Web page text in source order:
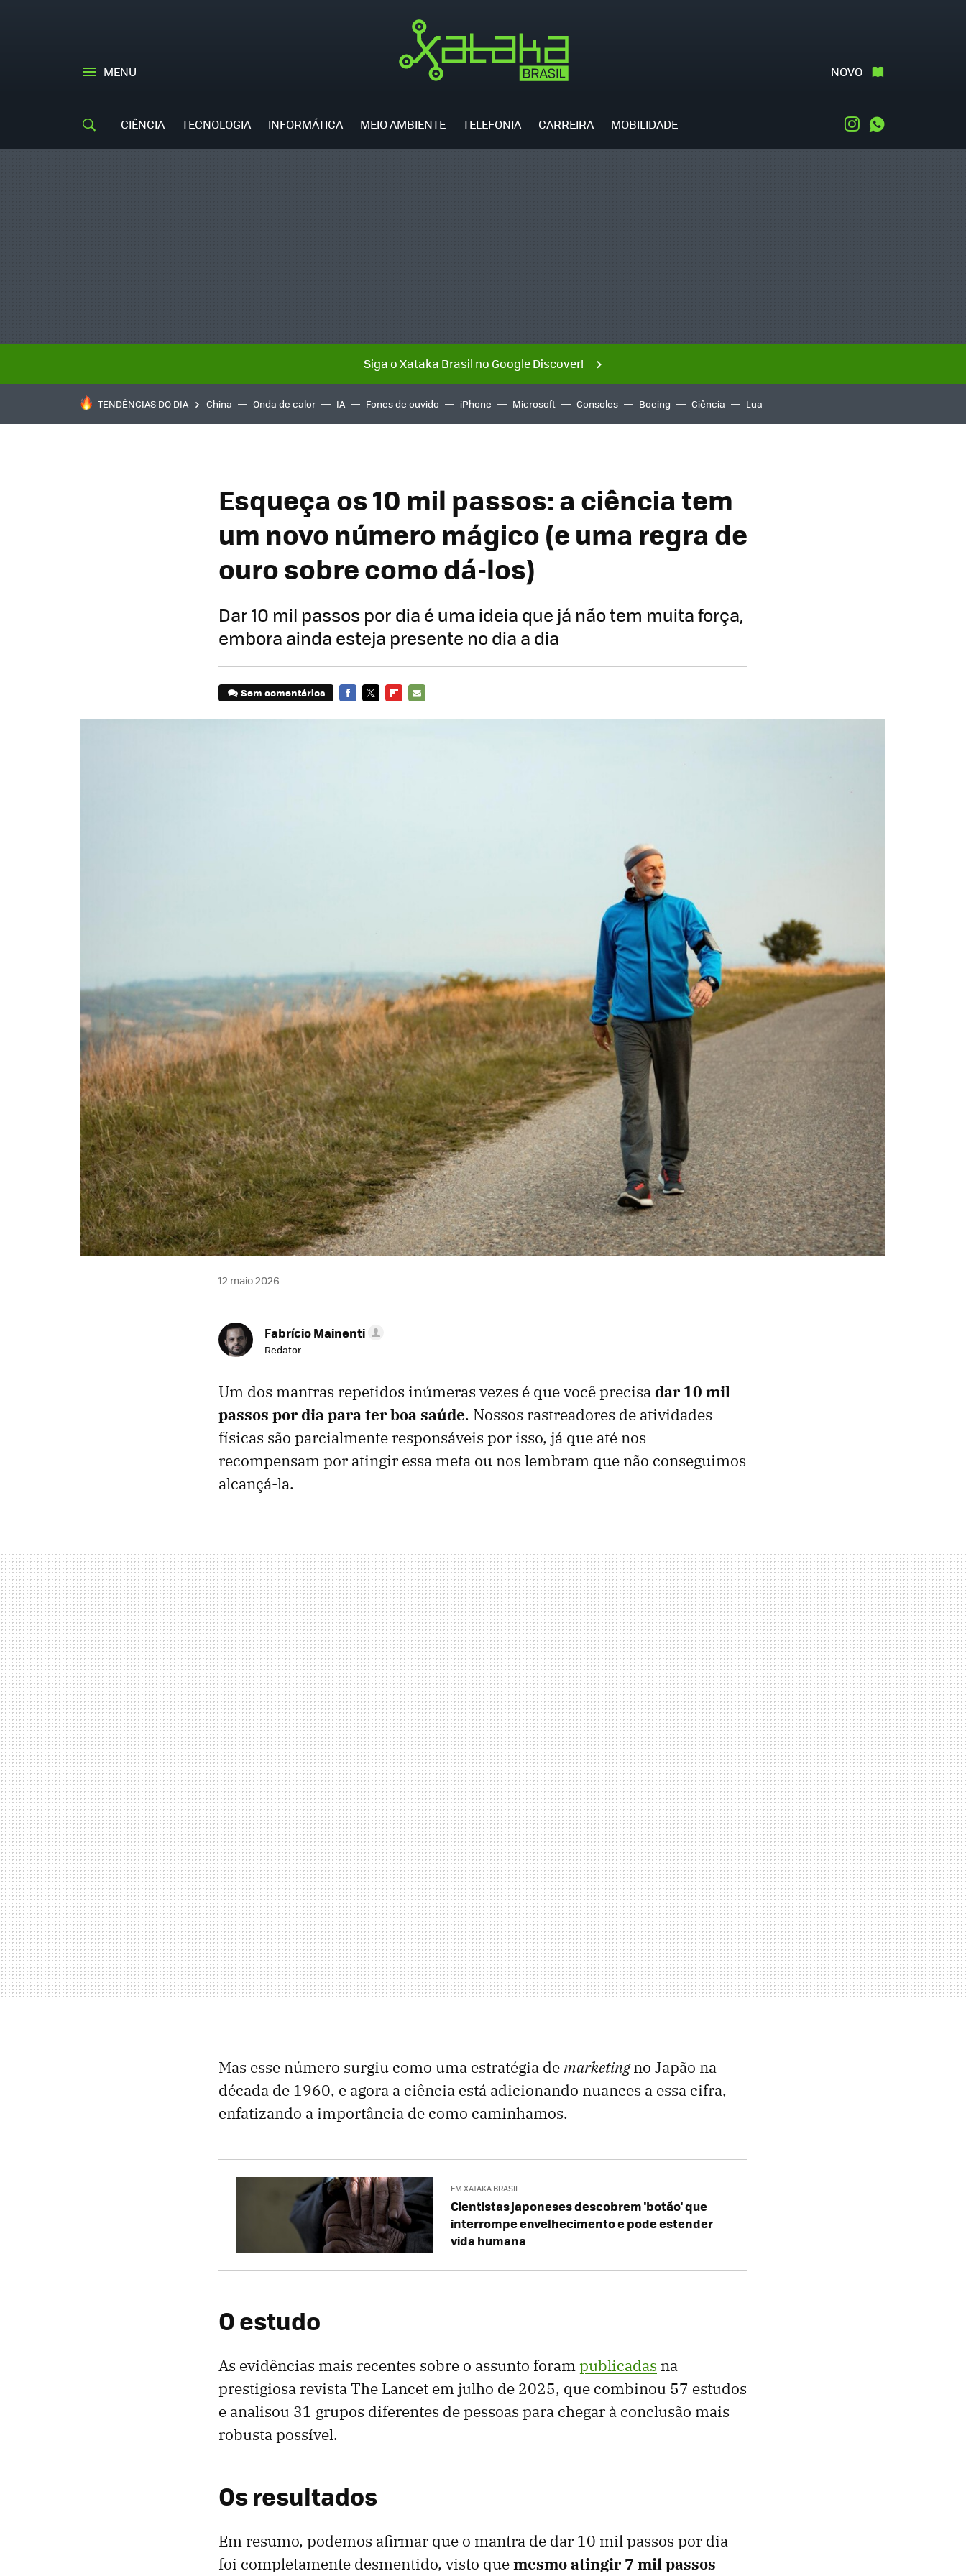
MENU NOVO
CIÊNCIA TECNOLOGIA INFORMÁTICA MEIO AMBIENTE TELEFONIA CARREIRA MOBILIDADE Instagram
Siga o Xataka Brasil no Google Discover!
TENDÊNCIAS DO DIA China Onda de calor IA Fones de ouvido iPhone Microsoft Consoles Boeing Ciência Lua
Esqueça os 10 mil passos: a ciência tem
um novo número mágico (e uma regra de
ouro sobre como dá-los)
Dar 10 mil passos por dia é uma ideia que já não tem muita força,
embora ainda esteja presente no dia a dia
Sem comentários
12 maio 2026
Fabrício Mainenti
Redator
Um dos mantras repetidos inúmeras vezes é que você precisadar 10 mil
passos por dia para ter boa saúde. Nossos rastreadores de atividades
físicas são parcialmente responsáveis ​​por isso, já que até nos
recompensam por atingir essa meta ou nos lembram que não conseguimos
alcançá-la.
Mas esse número surgiu como uma estratégia de marketingno Japão na
década de 1960, e agora a ciência está adicionando nuances a essa cifra,
enfatizando a importância de como caminhamos.
EM XATAKA BRASIL
Cientistas japoneses descobrem 'botão' que
interrompe envelhecimento e pode estender
vida humana
O estudo
As evidências mais recentes sobre o assunto forampublicadas na
prestigiosa revista The Lancet em julho de 2025, que combinou 57 estudos
e analisou 31 grupos diferentes de pessoas para chegar à conclusão mais
robusta possível.
Os resultados
Em resumo, podemos afirmar que o mantra de dar 10 mil passos por dia
foi completamente desmentido, visto quemesmo atingir 7 mil passos